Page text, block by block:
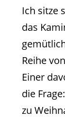
Ich sitze
das
Reihe
Einer
die
zu